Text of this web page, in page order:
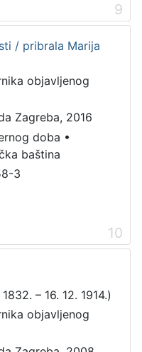
9
/ pribrala Marija
objavljenog
Zagreba, 2016
doba •
baština
3
10
– 16. 12. 1914.)
objavljenog